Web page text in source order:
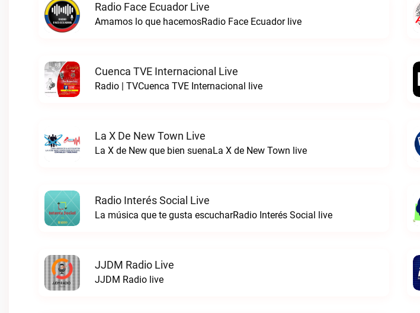
Radio Face Ecuador Live
Amamos lo que hacemosRadio Face Ecuador live
Cuenca TVE Internacional Live
Radio | TVCuenca TVE Internacional live
La X De New Town Live
La X de New que bien suenaLa X de New Town live
Radio Interés Social Live
La música que te gusta escucharRadio Interés Social live
JJDM Radio Live
JJDM Radio live